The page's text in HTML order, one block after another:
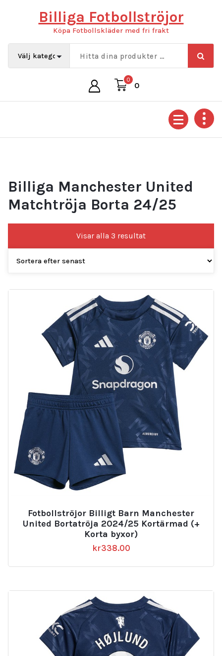
Billiga Fotbollströjor
Köpa Fotbollskläder med fri frakt
0
0
Billiga Manchester United
Matchtröja Borta 24/25
Visar alla 3 resultatSortera
efter
Fotbollströjor Billigt Barn Manchester
United Bortatröja 2024/25 Kortärmad (+
Korta byxor)
kr338.00